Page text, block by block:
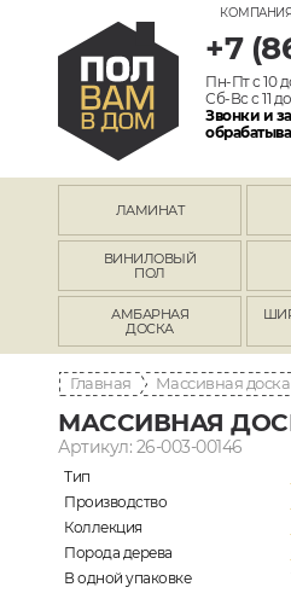
КОМПАНИЯ
+7
Пн-Пт с 10
Сб-Вс с 11 до
Звонки и
ЛАМИНАТ
ВИНИЛОВЫЙ
ПОЛ
АМБАРНАЯ
ДОСКА
Главная Массивная доска
МАССИВНАЯ
Артикул: 26-003-00146
Тип
Производство
Коллекция
Порода дерева
В одной упаковке